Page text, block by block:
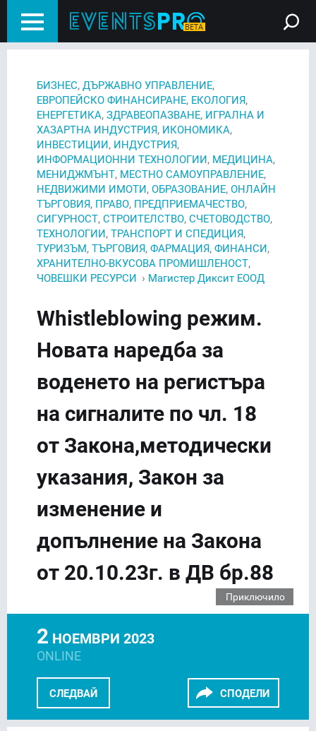
БИЗНЕС, ДЪРЖАВНО УПРАВЛЕНИЕ,
ЕВРОПЕЙСКО ФИНАНСИРАНЕ, ЕКОЛОГИЯ,
ЕНЕРГЕТИКА, ЗДРАВЕОПАЗВАНЕ, ИГРАЛНА И
ХАЗАРТНА ИНДУСТРИЯ, ИКОНОМИКА,
ИНВЕСТИЦИИ, ИНДУСТРИЯ,
ИНФОРМАЦИОННИ ТЕХНОЛОГИИ, МЕДИЦИНА,
МЕНИДЖМЪНТ, МЕСТНО САМОУПРАВЛЕНИЕ,
НЕДВИЖИМИ ИМОТИ, ОБРАЗОВАНИЕ, ОНЛАЙН
ТЪРГОВИЯ, ПРАВО, ПРЕДПРИЕМАЧЕСТВО,
СИГУРНОСТ, СТРОИТЕЛСТВО, СЧЕТОВОДСТВО,
ТЕХНОЛОГИИ, ТРАНСПОРТ И СПЕДИЦИЯ,
ТУРИЗЪМ, ТЪРГОВИЯ, ФАРМАЦИЯ, ФИНАНСИ,
ХРАНИТЕЛНО-ВКУСОВА ПРОМИШЛЕНОСТ,
ЧОВЕШКИ РЕСУРСИ › Магистер Диксит ЕООД
Whistleblowing режим.
Новата наредба за
воденето на регистъра
на сигналите по чл. 18
от Закона,методически
указания, Закон за
изменение и
допълнение на Закона
от 20.10.23г. в ДВ бр.88
Приключило
СЛЕДВАЙ СПОДЕЛИ
2 НОЕМВРИ 2023
ONLINE